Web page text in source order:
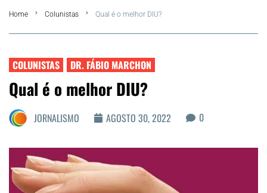
FLA Araru 2026
Região dos Lagos
Agenda Cultural
Colunistas
Matérias Exclusivas
Home Colunistas Qual é o melhor DIU?
COLUNISTAS DR. FÁBIO MARCHON
Qual é o melhor DIU?
JORNALISMO AGOSTO 30, 2022 0